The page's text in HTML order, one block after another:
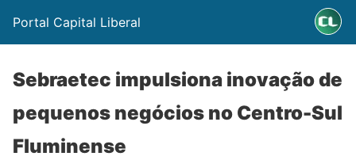
Portal Capital Liberal
Sebraetec impulsiona inovação de
pequenos negócios no Centro-Sul
Fluminense